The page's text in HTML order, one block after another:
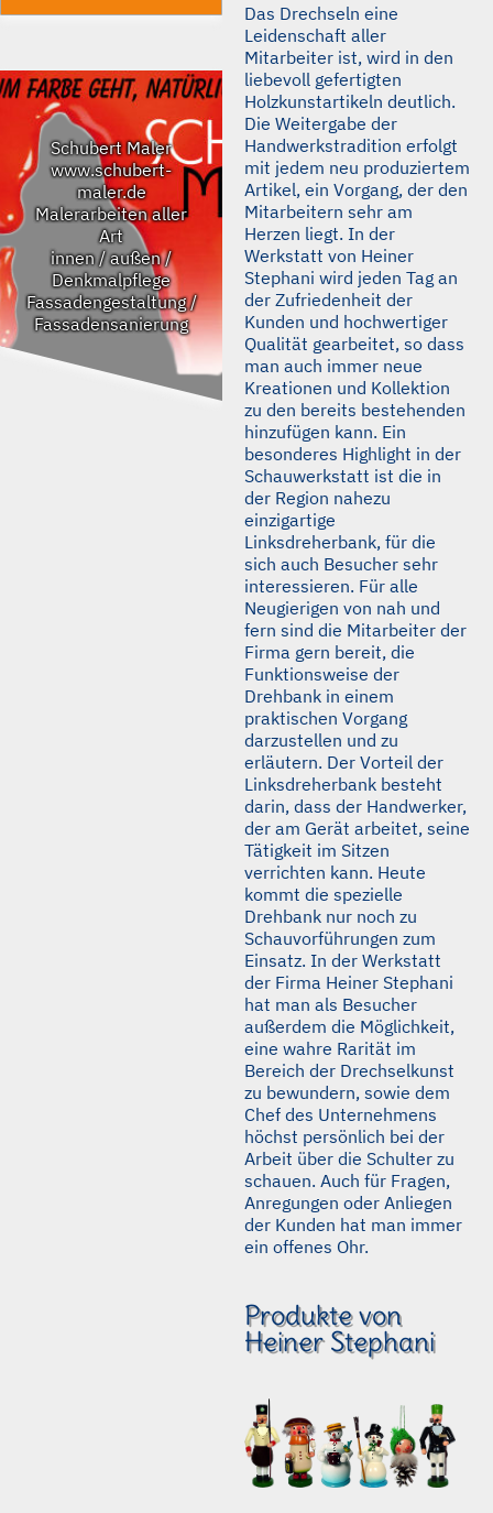
Schubert Maler
www.schubert-
maler.de
Malerarbeiten aller
Art
innen / außen /
Denkmalpflege
Fassadengestaltung /
Fassadensanierung
Das Drechseln eine
Leidenschaft aller
Mitarbeiter ist, wird in den
liebevoll gefertigten
Holzkunstartikeln deutlich.
Die Weitergabe der
Handwerkstradition erfolgt
mit jedem neu produziertem
Artikel, ein Vorgang, der den
Mitarbeitern sehr am
Herzen liegt. In der
Werkstatt von Heiner
Stephani wird jeden Tag an
der Zufriedenheit der
Kunden und hochwertiger
Qualität gearbeitet, so dass
man auch immer neue
Kreationen und Kollektion
zu den bereits bestehenden
hinzufügen kann. Ein
besonderes Highlight in der
Schauwerkstatt ist die in
der Region nahezu
einzigartige
Linksdreherbank, für die
sich auch Besucher sehr
interessieren. Für alle
Neugierigen von nah und
fern sind die Mitarbeiter der
Firma gern bereit, die
Funktionsweise der
Drehbank in einem
praktischen Vorgang
darzustellen und zu
erläutern. Der Vorteil der
Linksdreherbank besteht
darin, dass der Handwerker,
der am Gerät arbeitet, seine
Tätigkeit im Sitzen
verrichten kann. Heute
kommt die spezielle
Drehbank nur noch zu
Schauvorführungen zum
Einsatz. In der Werkstatt
der Firma Heiner Stephani
hat man als Besucher
außerdem die Möglichkeit,
eine wahre Rarität im
Bereich der Drechselkunst
zu bewundern, sowie dem
Chef des Unternehmens
höchst persönlich bei der
Arbeit über die Schulter zu
schauen. Auch für Fragen,
Anregungen oder Anliegen
der Kunden hat man immer
ein offenes Ohr.
Produkte von
Heiner Stephani